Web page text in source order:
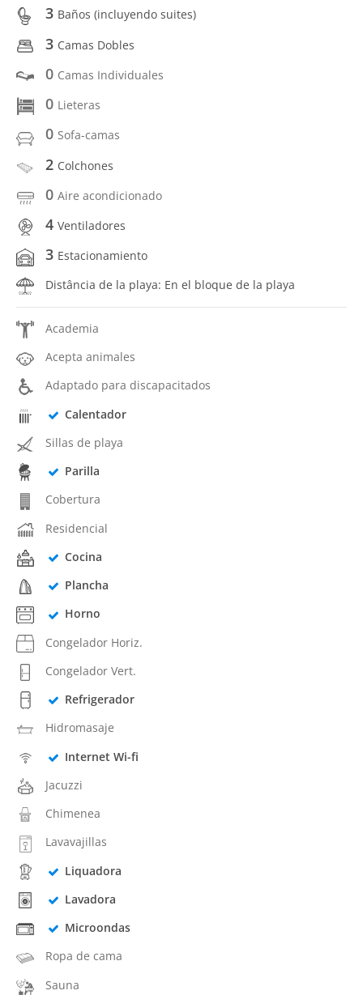
3 Baños (incluyendo suites)
3 Camas Dobles
0 Camas Individuales
0 Lieteras
0 Sofa-camas
2 Colchones
0 Aire acondicionado
4 Ventiladores
3 Estacionamiento
Distância de la playa: En el bloque de la playa
Academia
Acepta animales
Adaptado para discapacitados
Calentador
Sillas de playa
Parilla
Cobertura
Residencial
Cocina
Plancha
Horno
Congelador Horiz.
Congelador Vert.
Refrigerador
Hidromasaje
Internet Wi-fi
Jacuzzi
Chimenea
Lavavajillas
Liquadora
Lavadora
Microondas
Ropa de cama
Sauna